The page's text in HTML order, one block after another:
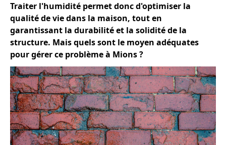
Traiter l'humidité permet donc d'optimiser la
qualité de vie dans la maison, tout en
garantissant la durabilité et la solidité de la
structure. Mais quels sont le moyen adéquates
pour gérer ce problème à Mions ?